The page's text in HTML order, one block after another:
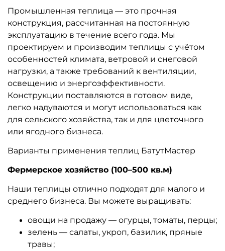
Промышленная теплица — это прочная
конструкция, рассчитанная на постоянную
эксплуатацию в течение всего года. Мы
проектируем и производим теплицы с учётом
особенностей климата, ветровой и снеговой
нагрузки, а также требований к вентиляции,
освещению и энергоэффективности.
Конструкции поставляются в готовом виде,
легко надуваются и могут использоваться как
для сельского хозяйства, так и для цветочного
или ягодного бизнеса.
Варианты применения теплиц БатутМастер
Фермерское хозяйство (100–500 кв.м)
Наши теплицы отлично подходят для малого и
среднего бизнеса. Вы можете выращивать:
овощи на продажу — огурцы, томаты, перцы;
зелень — салаты, укроп, базилик, пряные
травы;